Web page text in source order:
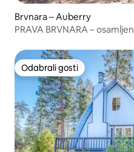
Brvnara – Auberry
PRAVA BRVNARA –
Odabrali gosti
Odabrali gosti